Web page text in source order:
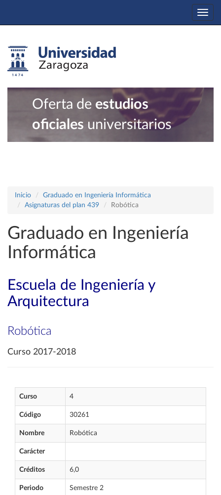
Oferta de estudios
oficiales universitarios
Inicio
Graduado en Ingeniería Informática
Asignaturas del plan 439
Robótica
Graduado en Ingeniería
Informática
Escuela de Ingeniería y
Arquitectura
Robótica
Curso 2017-2018
Curso 4
Código 30261
Nombre Robótica
Carácter
Créditos 6,0
Periodo Semestre 2